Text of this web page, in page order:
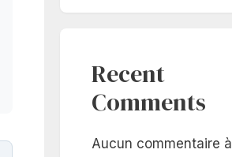
Recent
Comments
Aucun commentaire à